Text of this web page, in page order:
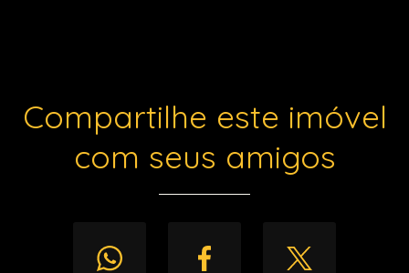
Compartilhe este imóvel
com seus amigos